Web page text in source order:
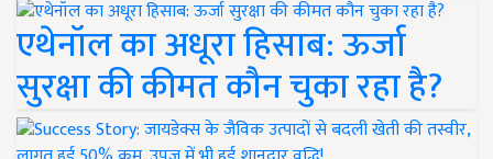
एथेनॉल का अधूरा हिसाब: ऊर्जा
सुरक्षा की कीमत कौन चुका रहा है?